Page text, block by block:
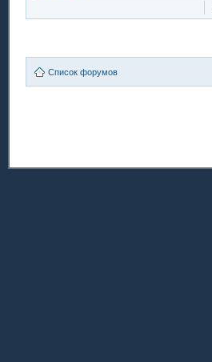
Список форумов